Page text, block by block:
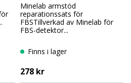
Minelab armstöd
reparationssats för
FBSTillverkad av Minelab för
FBS-detektor...
Finns i lager
278 kr